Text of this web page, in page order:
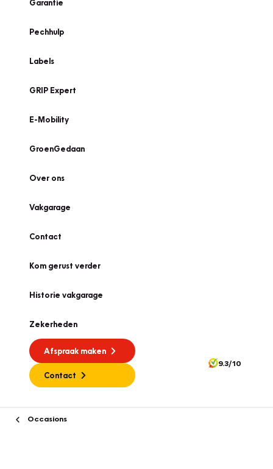
Garantie
Pechhulp
Labels
GRIP Expert
E-Mobility
GroenGedaan
Over ons
Vakgarage
Contact
Kom gerust verder
Historie vakgarage
Zekerheden
Afspraak maken
Contact
9.3/10
Occasions